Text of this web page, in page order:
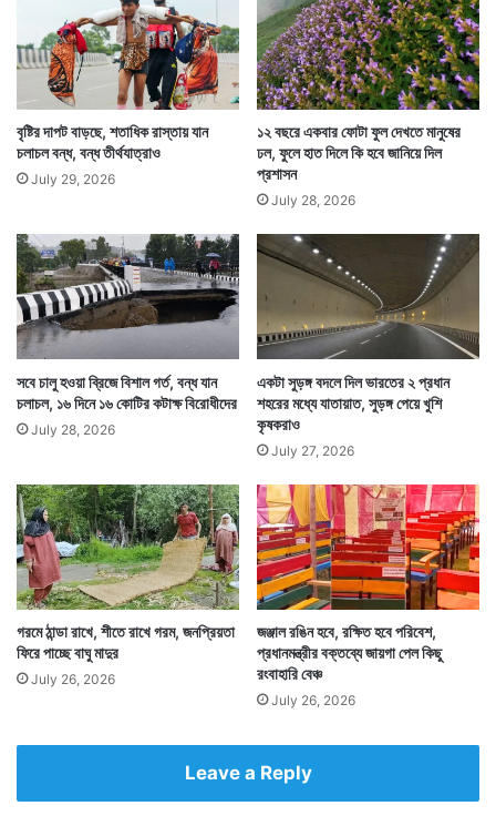
শনি ও রবিবার হায়দরাবাদের নামপল্লিতে তাই তিল ধারণের জায়গা
থাকবেনা। শনিবার সকাল থেকেই ভিড় সামাল দেওয়া দায় হয়েছে।
কথিত আছে, এক সাধু পরিবারের এক পূর্বপুরুষকে এই ভেষজের
ফর্মুলা দিয়ে যান।
শর্ত ছিল একটাই। এই মিশ্রণ খাওয়ানোর জন্য কারও কাছ থেকে
কানাকড়ি অর্থও নেওয়া যাবেনা। পুরোটাই বিনামূল্যে দিতে হবে। যা
বৃষ্টির দাপট বাড়ছে, শতাধিক রাস্তায় যান
চলাচল বন্ধ, বন্ধ তীর্থযাত্রাও
July 29, 2026
১২ বছরে একবার ফোটা ফুল দেখতে মানুষের
ঢল, ফুলে হাত দিলে কি হবে জানিয়ে দিল
প্রশাসন
July 28, 2026
সবে চালু হওয়া ব্রিজে বিশাল গর্ত, বন্ধ যান
চলাচল, ১৬ দিনে ১৬ কোটির কটাক্ষ বিরোধীদের
July 28, 2026
একটা সুড়ঙ্গ বদলে দিল ভারতের ২ প্রধান
শহরের মধ্যে যাতায়াত, সুড়ঙ্গ পেয়ে খুশি
কৃষকরাও
July 27, 2026
গরমে ঠান্ডা রাখে, শীতে রাখে গরম, জনপ্রিয়তা
ফিরে পাচ্ছে বাঘু মাদুর
July 26, 2026
জঞ্জাল রঙিন হবে, রক্ষিত হবে পরিবেশ,
প্রধানমন্ত্রীর বক্তব্যে জায়গা পেল কিছু
রংবাহারি বেঞ্চ
July 26, 2026
Leave a Reply